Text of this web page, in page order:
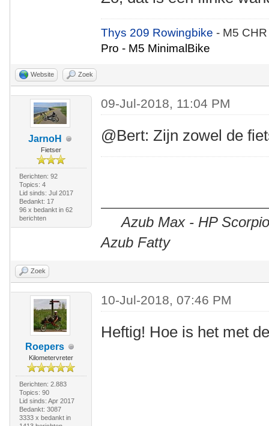
Thys 209 Rowingbike- M5
Pro - M5 MinimalBike
Website Zoek
JarnoH
Fietser
Berichten: 92
Topics: 4
Lid sinds: Jul 2017
Bedankt: 17
96 x bedankt in 62
berichten
09-Jul-2018, 11:04 PM
@Bert: Zijn zowel de
Azub Max - HP
Azub Fatty
Zoek
Roepers
Kilometervreter
Berichten: 2.883
Topics: 90
Lid sinds: Apr 2017
Bedankt: 3087
3333 x bedankt in
10-Jul-2018, 07:46 PM
Heftig! Hoe is het met